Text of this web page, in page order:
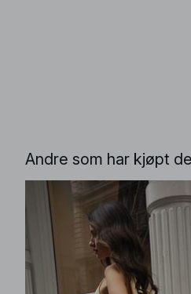
Andre som har kjøpt